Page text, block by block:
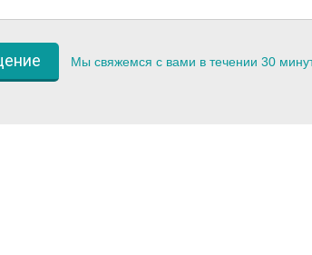
Мы свяжемся с вами в течении 30